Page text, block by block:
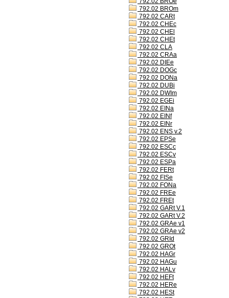
792.02 BROm
792.02 CARt
792.02 CHEc
792.02 CHEl
792.02 CHEt
792.02 CLA
792.02 CRAa
792.02 DIEe
792.02 DOGc
792.02 DONa
792.02 DUBi
792.02 DWIm
792.02 EGEi
792.02 EINa
792.02 EINf
792.02 EINr
792.02 ENS v.2
792.02 EPSe
792.02 ESCc
792.02 ESCv
792.02 ESPa
792.02 FERt
792.02 FISe
792.02 FONa
792.02 FREe
792.02 FREt
792.02 GARt V.1
792.02 GARt V.2
792.02 GRAe v1
792.02 GRAe v2
792.02 GRId
792.02 GROt
792.02 HAGr
792.02 HAGu
792.02 HALv
792.02 HEFt
792.02 HERe
792.02 HESt